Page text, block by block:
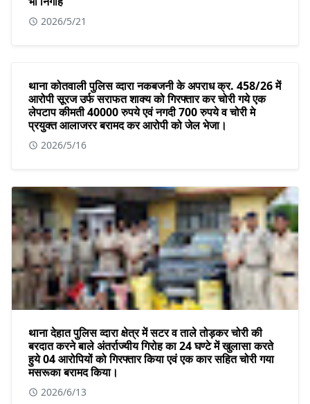
2026/5/21
थाना कोतवाली पुलिस व्दारा नकबजनी के अपराध क्र. 458/26 में
आरोपी सूरज उर्फ सराफत शाक्य को गिरफ्तार कर चोरी गये एक
लेपटाप कीमती 40000 रुपये एवं नगदी 700 रुपये व चोरी मे
प्रयुक्त आलाजरर बरामद कर आरोपी को जेल भेजा।
2026/5/16
थाना देहात पुलिस व्दारा क्षेत्र में सटर व ताले तोड़कर चोरी की
बरदात करने बाले अंतर्राज्यीय गिरोह का 24 घण्टे में खुलासा करते
हुये 04 आरोपियों को गिरफ्तार किया एवं एक कार सहित चोरी गया
मसरूका बरामद किया।
2026/6/13